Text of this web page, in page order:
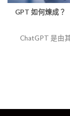
GPT 如何煉成？
ChatGPT 是由